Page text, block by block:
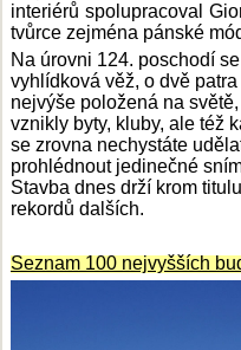
interiérů spolupracoval
tvůrce zejména pánské
Na úrovni 124. poschodí
vyhlídková věž, o dvě
nejvýše položená na
vznikly byty, kluby, ale též
se zrovna nechystáte
prohlédnout jedinečné
Stavba dnes drží krom
rekordů dalších.
Seznam 100 nejvyšších